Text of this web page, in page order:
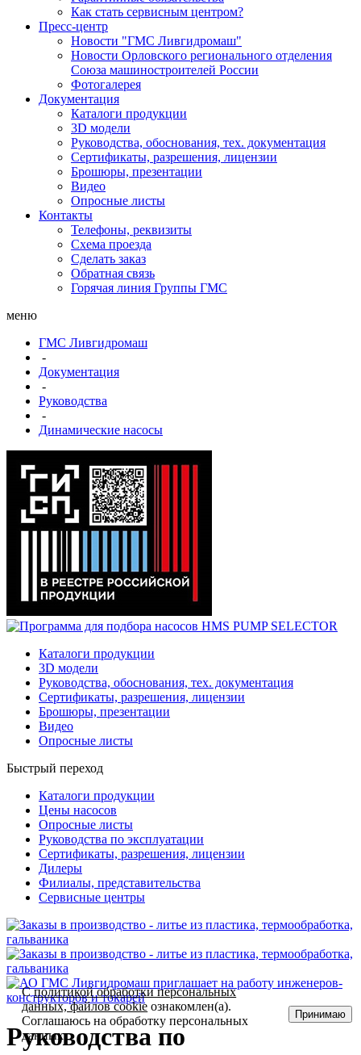
Как стать сервисным центром?
Пресс-центр
Новости "ГМС Ливгидромаш"
Новости Орловского регионального отделения
Союза машиностроителей России
Фотогалерея
Документация
Каталоги продукции
3D модели
Руководства, обоснования, тех. документация
Сертификаты, разрешения, лицензии
Брошюры, презентации
Видео
Опросные листы
Контакты
Телефоны, реквизиты
Схема проезда
Сделать заказ
Обратная связь
Горячая линия Группы ГМС
меню
ГМС Ливгидромаш
-
Документация
-
Руководства
-
Динамические насосы
Каталоги продукции
3D модели
Руководства, обоснования, тех. документация
Сертификаты, разрешения, лицензии
Брошюры, презентации
Видео
Опросные листы
Быстрый переход
Каталоги продукции
Цены насосов
Опросные листы
Руководства по эксплуатации
Сертификаты, разрешения, лицензии
Дилеры
Филиалы, представительства
Сервисные центры
Руководства по
Сполитикой обработки персональных
данных, файлов cookie ознакомлен(а).
Соглашаюсь на обработку персональных
данных.
Принимаю